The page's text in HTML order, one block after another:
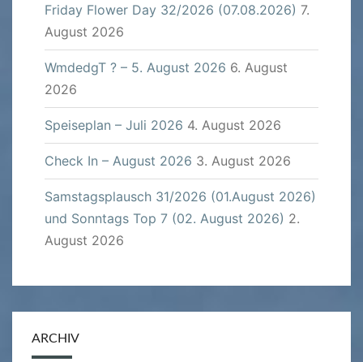
Friday Flower Day 32/2026 (07.08.2026) 7.
August 2026
WmdedgT ? – 5. August 2026 6. August
2026
Speiseplan – Juli 2026 4. August 2026
Check In – August 2026 3. August 2026
Samstagsplausch 31/2026 (01.August 2026)
und Sonntags Top 7 (02. August 2026) 2.
August 2026
ARCHIV